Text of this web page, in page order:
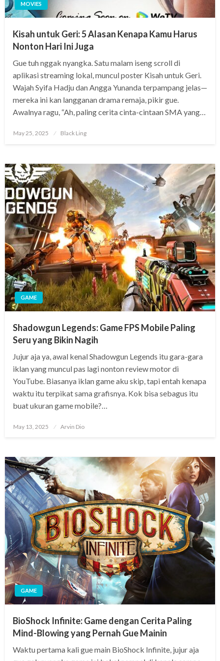
MOVIES
Kisah untuk Geri: 5 Alasan Kenapa Kamu Harus
Nonton Hari Ini Juga
Gue tuh nggak nyangka. Satu malam iseng scroll di
aplikasi streaming lokal, muncul poster Kisah untuk Geri.
Wajah Syifa Hadju dan Angga Yunanda terpampang jelas—
mereka ini kan langganan drama remaja, pikir gue.
Awalnya ragu, “Ah, paling cerita cinta-cintaan SMA yang…
Posted
May 25, 2025 Black Ling
GAME
Shadowgun Legends: Game FPS Mobile Paling
Seru yang Bikin Nagih
Jujur aja ya, awal kenal Shadowgun Legends itu gara-gara
iklan yang muncul pas lagi nonton review motor di
YouTube. Biasanya iklan game aku skip, tapi entah kenapa
waktu itu terpikat sama grafisnya. Kok bisa sebagus itu
buat ukuran game mobile?…
Posted
May 13, 2025 Arvin Dio
GAME
BioShock Infinite: Game dengan Cerita Paling
Mind-Blowing yang Pernah Gue Mainin
Waktu pertama kali gue main BioShock Infinite, jujur aja